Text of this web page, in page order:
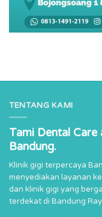
TENTANG KAMI
Tami Dental Care
Bandung.
Klinik gigi terpercaya
menyediakan layanan
dan klinik gigi yang
terdekat di Bandung